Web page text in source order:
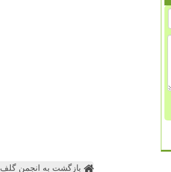
بازگشت به انجمن گلف